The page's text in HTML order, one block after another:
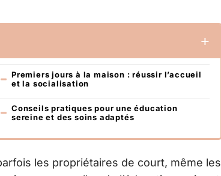
Premiers jours à la maison : réussir l’accueil
et la socialisation
Conseils pratiques pour une éducation
sereine et des soins adaptés
les propriétaires de court, même les